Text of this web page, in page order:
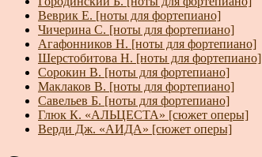
Веврик Е. [ноты для фортепиано]
Чичерина С. [ноты для фортепиано]
Агафонников Н. [ноты для фортепиано]
Шерстобитова Н. [ноты для фортепиано]
Сорокин В. [ноты для фортепиано]
Маклаков В. [ноты для фортепиано]
Савельев Б. [ноты для фортепиано]
Глюк К. «АЛЬЦЕСТА» [сюжет оперы]
Верди Дж. «АИДА» [сюжет оперы]